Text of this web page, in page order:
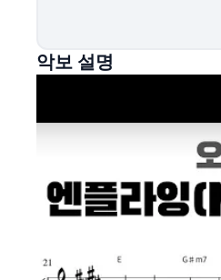
악보 설명